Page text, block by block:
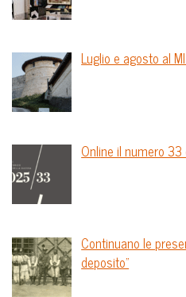
Luglio e agosto al
Online il numero
Continuano le
deposito”